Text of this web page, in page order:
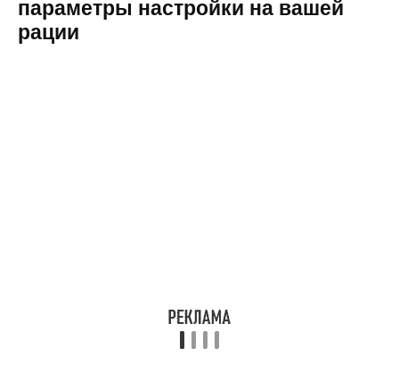
параметры настройки на вашей
рации